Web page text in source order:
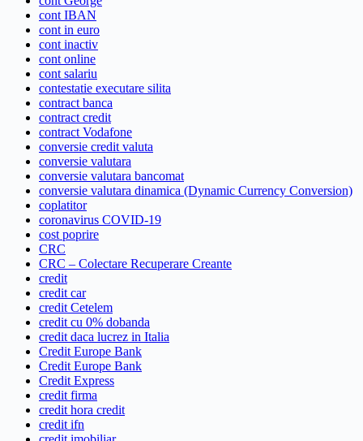
cont IBAN
cont in euro
cont inactiv
cont online
cont salariu
contestatie executare silita
contract banca
contract credit
contract Vodafone
conversie credit valuta
conversie valutara
conversie valutara bancomat
conversie valutara dinamica (Dynamic Currency Conversion)
coplatitor
coronavirus COVID-19
cost poprire
CRC
CRC – Colectare Recuperare Creante
credit
credit car
credit Cetelem
credit cu 0% dobanda
credit daca lucrez in Italia
Credit Europe Bank
Credit Europe Bank
Credit Express
credit firma
credit hora credit
credit ifn